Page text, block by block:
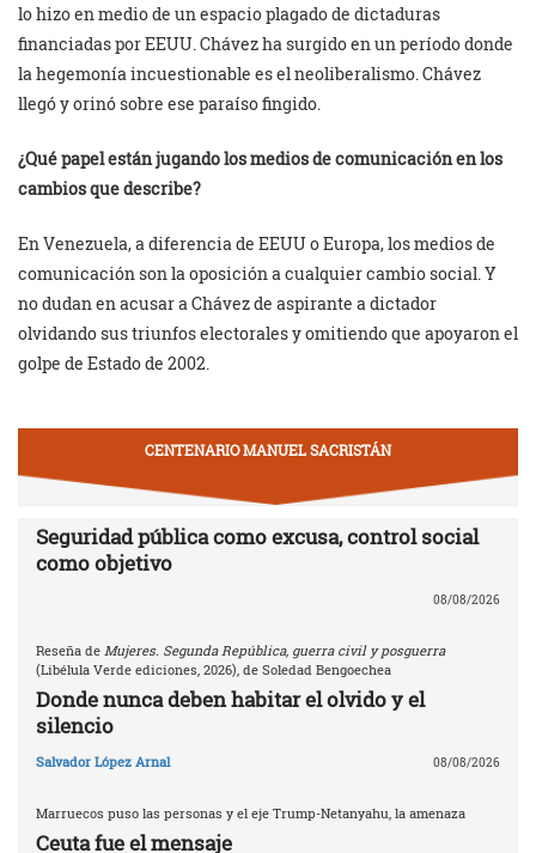
lo hizo en medio de un espacio plagado de dictaduras
financiadas por EEUU. Chávez ha surgido en un período donde
la hegemonía incuestionable es el neoliberalismo. Chávez
llegó y orinó sobre ese paraíso fingido.
¿Qué papel están jugando los medios de comunicación en los
cambios que describe?
En Venezuela, a diferencia de EEUU o Europa, los medios de
comunicación son la oposición a cualquier cambio social. Y
no dudan en acusar a Chávez de aspirante a dictador
olvidando sus triunfos electorales y omitiendo que apoyaron el
golpe de Estado de 2002.
CENTENARIO MANUEL SACRISTÁN
Seguridad pública como excusa, control social
como objetivo
08/08/2026
Reseña de Mujeres. Segunda República, guerra civil y posguerra
(Libélula Verde ediciones, 2026), de Soledad Bengoechea
Donde nunca deben habitar el olvido y el
silencio
Salvador López Arnal 08/08/2026
Marruecos puso las personas y el eje Trump-Netanyahu, la amenaza
Ceuta fue el mensaje